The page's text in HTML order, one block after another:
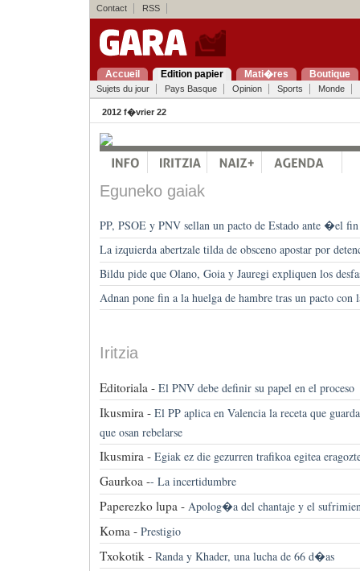
Contact RSS
Accueil Edition papier Mati�res Boutique
Sujets du jour Pays Basque Opinion Sports Monde
2012 f�vrier 22
Eguneko gaiak
PP, PSOE y PNV sellan un pacto de Estado ante �el
La izquierda abertzale tilda de obsceno apostar por
Bildu pide que Olano, Goia y Jauregi expliquen los
Adnan pone fin a la huelga de hambre tras un pacto
Iritzia
Editoriala - El PNV debe definir su papel en el proceso
Ikusmira - El PP aplica en Valencia la receta que
que osan rebelarse
Ikusmira - Egiak ez die gezurren trafikoa egitea
Gaurkoa -- La incertidumbre
Paperezko lupa - Apolog�a del chantaje y el
Koma - Prestigio
Txokotik - Randa y Khader, una lucha de 66 d�as